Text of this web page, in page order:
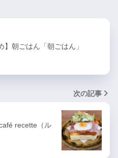
】朝ごはん「朝ごはん」
次の記事
recette（ル